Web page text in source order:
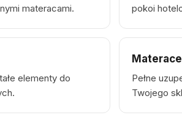
materacami.
pokoi
elementy do
Pełne
Twojego